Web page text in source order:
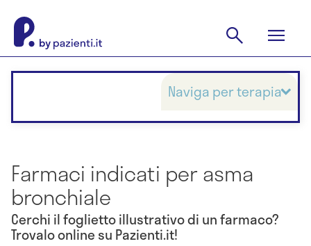
Farmaci indicati per asma
bronchiale
Cerchi il foglietto illustrativo di un farmaco?
Trovalo online su Pazienti.it!
Naviga per terapia